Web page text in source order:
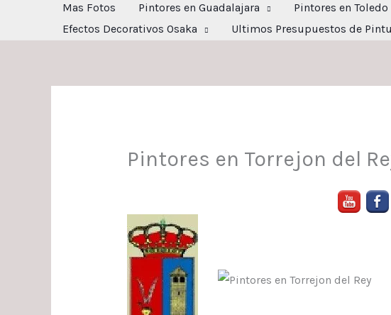
Mas Fotos
Pintores en Guadalajara Pintores en Toledo
Efectos Decorativos Osaka
Ultimos Presupuestos de
Pintores en Torrejon del